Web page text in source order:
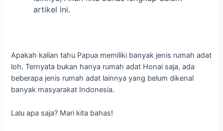
artikel ini.
Apakah kalian tahu Papua memiliki banyak jenis rumah adat
loh. Ternyata bukan hanya rumah adat Honai saja, ada
beberapa jenis rumah adat lainnya yang belum dikenal
banyak masyarakat Indonesia.
Lalu apa saja? Mari kita bahas!